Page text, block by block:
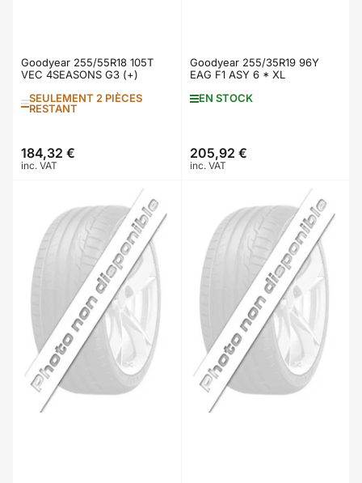
Goodyear 255/55R18 105T
VEC 4SEASONS G3 (+)
SEULEMENT 2 PIÈCES
RESTANT
Prix
184,32 €
inc. VAT
Goodyear 255/35R19 96Y
EAG F1 ASY 6 * XL
EN STOCK
Prix
205,92 €
inc. VAT